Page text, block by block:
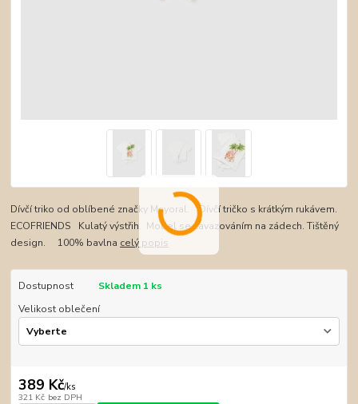
Dívčí triko od oblíbené značky Mayoral. Dívčí tričko s krátkým rukávem.
ECOFRIENDS Kulatý výstřih. Model se zavazováním na zádech. Tištěný
design. 100% bavlna celý popis
Dostupnost
Skladem 1 ks
Velikost oblečení
389 Kč/ks
321 Kč bez DPH